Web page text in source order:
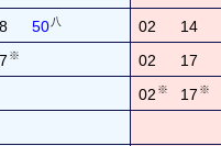
50 八 02 14
※ 02 17
02 ※ 17 ※